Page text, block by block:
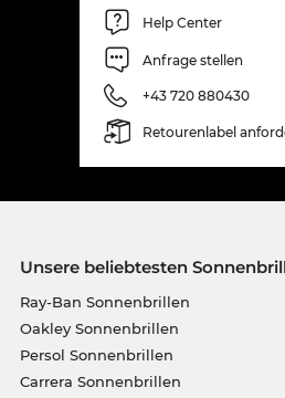
Help Center
Anfrage stellen
+43 720 880430
Retourenlabel
Unsere beliebtesten
Ray-Ban Sonnenbrillen
Oakley Sonnenbrillen
Persol Sonnenbrillen
Carrera Sonnenbrillen